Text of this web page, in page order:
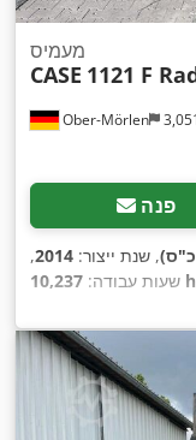
Ober-Mörlen
מעמיס
CASE 1121 F
פנה
, שנת ייצור: 2014
,
שעות עבודה: 10,237 h